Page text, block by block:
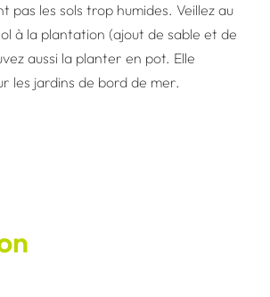
pas les sols trop humides. Veillez au
à la plantation (ajout de sable et de
aussi la planter en pot. Elle
les jardins de bord de mer.